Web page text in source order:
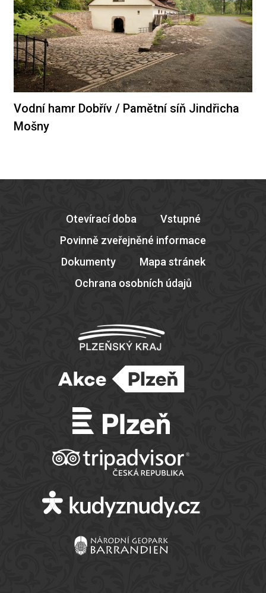
Vodní hamr Dobřív / Pamětní síň Jindřicha
Mošny
Otevírací doba
Vstupné
Povinně zveřejněné informace
Dokumenty
Mapa stránek
Ochrana osobních údajů